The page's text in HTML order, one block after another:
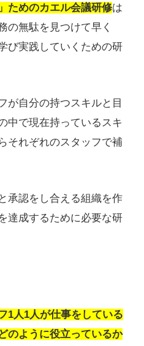
ためのカエル会議研修は
の無駄を見つけて早く
び実践していくための研
が自分の持つスキルと目
中で現在持っているスキ
それぞれのスタッフで補
承認をし合える組織を作
達成するために必要な研
1人1人が仕事をしている
のように役立っているか